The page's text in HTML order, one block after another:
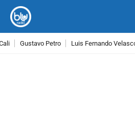
Gustavo Petro Luis Fernando